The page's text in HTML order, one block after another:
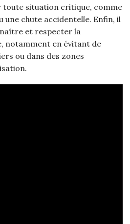
toute situation critique, comme
une chute accidentelle. Enfin, il
et respecter la
notamment en évitant de
ou dans des zones